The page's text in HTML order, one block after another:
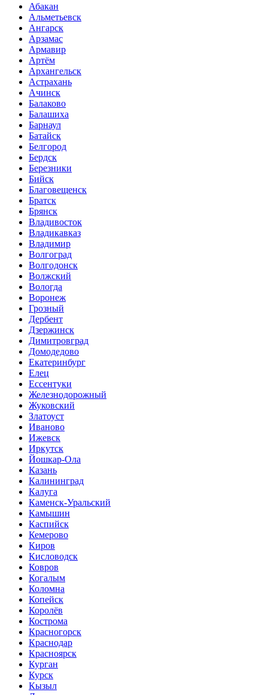
Абакан
Альметьевск
Ангарск
Арзамас
Армавир
Артём
Архангельск
Астрахань
Ачинск
Балаково
Балашиха
Барнаул
Батайск
Белгород
Бердск
Березники
Бийск
Благовещенск
Братск
Брянск
Владивосток
Владикавказ
Владимир
Волгоград
Волгодонск
Волжский
Вологда
Воронеж
Грозный
Дербент
Дзержинск
Димитровград
Домодедово
Екатеринбург
Елец
Ессентуки
Железнодорожный
Жуковский
Златоуст
Иваново
Ижевск
Иркутск
Йошкар-Ола
Казань
Калининград
Калуга
Каменск-Уральский
Камышин
Каспийск
Кемерово
Киров
Кисловодск
Ковров
Когалым
Коломна
Копейск
Королёв
Кострома
Красногорск
Краснодар
Красноярск
Курган
Курск
Кызыл